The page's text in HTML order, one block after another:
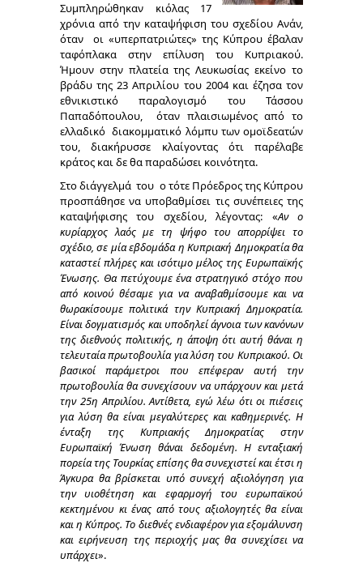
Συμπληρώθηκαν κιόλας 17
χρόνια από την καταψήφιση του σχεδίου Ανάν,
όταν οι «υπερπατριώτες» της Κύπρου έβαλαν
ταφόπλακα στην επίλυση του Κυπριακού.
Ήμουν στην πλατεία της Λευκωσίας εκείνο το
βράδυ της 23 Απριλίου του 2004 και έζησα τον
εθνικιστικό παραλογισμό του Τάσσου
Παπαδόπουλου, όταν πλαισιωμένος από το
ελλαδικό διακομματικό λόμπυ των ομοϊδεατών
του, διακήρυσσε κλαίγοντας ότι παρέλαβε
κράτος και δε θα παραδώσει κοινότητα.
Στο διάγγελμά του ο τότε Πρόεδρος της Κύπρου
προσπάθησε να υποβαθμίσει τις συνέπειες της
καταψήφισης του σχεδίου, λέγοντας: «Αν ο
κυρίαρχος λαός με τη ψήφο του απορρίψει το
σχέδιο, σε μία εβδομάδα η Κυπριακή Δημοκρατία θα
καταστεί πλήρες και ισότιμο μέλος της Ευρωπαϊκής
Ένωσης. Θα πετύχουμε ένα στρατηγικό στόχο που
από κοινού θέσαμε για να αναβαθμίσουμε και να
θωρακίσουμε πολιτικά την Κυπριακή Δημοκρατία.
Είναι δογματισμός και υποδηλεί άγνοια των κανόνων
της διεθνούς πολιτικής, η άποψη ότι αυτή θάναι η
τελευταία πρωτοβουλία για λύση του Κυπριακού. Οι
βασικοί παράμετροι που επέφεραν αυτή την
πρωτοβουλία θα συνεχίσουν να υπάρχουν και μετά
την 25η Απριλίου. Αντίθετα, εγώ λέω ότι οι πιέσεις
για λύση θα είναι μεγαλύτερες και καθημερινές. Η
ένταξη της Κυπριακής Δημοκρατίας στην
Ευρωπαϊκή Ένωση θάναι δεδομένη. Η ενταξιακή
πορεία της Τουρκίας επίσης θα συνεχιστεί και έτσι η
Άγκυρα θα βρίσκεται υπό συνεχή αξιολόγηση για
την υιοθέτηση και εφαρμογή του ευρωπαϊκού
κεκτημένου κι ένας από τους αξιολογητές θα είναι
και η Κύπρος. Το διεθνές ενδιαφέρον για εξομάλυνση
και ειρήνευση της περιοχής μας θα συνεχίσει να
υπάρχει».